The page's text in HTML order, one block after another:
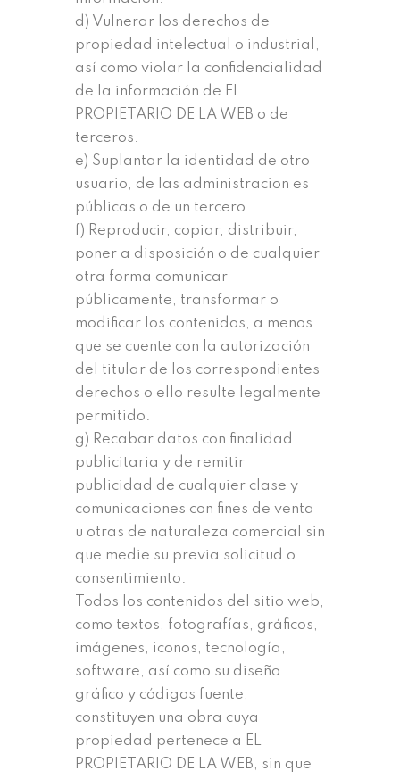
d) Vulnerar los derechos de
propiedad intelectual o industrial,
así como violar la confidencialidad
de la información de EL
PROPIETARIO DE LA WEB o de
terceros.
e) Suplantar la identidad de otro
usuario, de las administracion es
públicas o de un tercero.
f) Reproducir, copiar, distribuir,
poner a disposición o de cualquier
otra forma comunicar
públicamente, transformar o
modificar los contenidos, a menos
que se cuente con la autorización
del titular de los correspondientes
derechos o ello resulte legalmente
permitido.
g) Recabar datos con finalidad
publicitaria y de remitir
publicidad de cualquier clase y
comunicaciones con fines de venta
u otras de naturaleza comercial sin
que medie su previa solicitud o
consentimiento.
Todos los contenidos del sitio web,
como textos, fotografías, gráficos,
imágenes, iconos, tecnología,
software, así como su diseño
gráfico y códigos fuente,
constituyen una obra cuya
propiedad pertenece a EL
PROPIETARIO DE LA WEB, sin que